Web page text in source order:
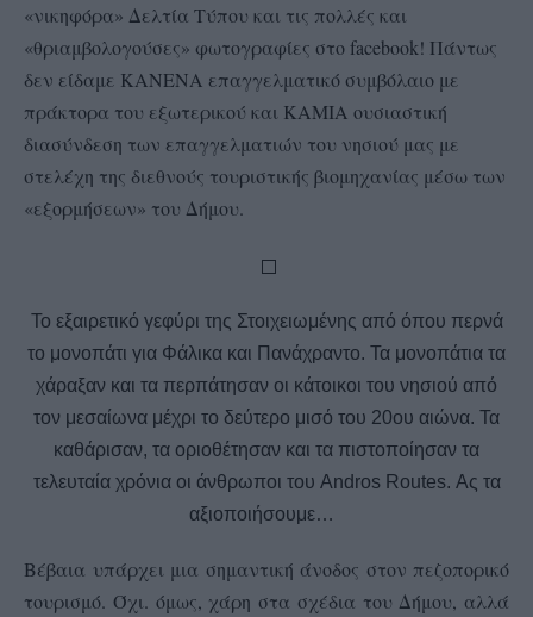
«νικηφόρα» Δελτία Τύπου και τις πολλές και
«θριαμβολογούσες» φωτογραφίες στο facebook! Πάντως
δεν είδαμε ΚΑΝΕΝΑ επαγγελματικό συμβόλαιο με
πράκτορα του εξωτερικού και ΚΑΜΙΑ ουσιαστική
διασύνδεση των επαγγελματιών του νησιού μας με
στελέχη της διεθνούς τουριστικής βιομηχανίας μέσω των
«εξορμήσεων» του Δήμου.
Το εξαιρετικό γεφύρι της Στοιχειωμένης από όπου περνά
το μονοπάτι για Φάλικα και Πανάχραντο. Τα μονοπάτια τα
χάραξαν και τα περπάτησαν οι κάτοικοι του νησιού από
τον μεσαίωνα μέχρι το δεύτερο μισό του 20ου αιώνα. Τα
καθάρισαν, τα οριοθέτησαν και τα πιστοποίησαν τα
τελευταία χρόνια οι άνθρωποι του Andros Routes. Ας τα
αξιοποιήσουμε…
Βέβαια υπάρχει μια σημαντική άνοδος στον πεζοπορικό
τουρισμό. Όχι. όμως, χάρη στα σχέδια του Δήμου, αλλά